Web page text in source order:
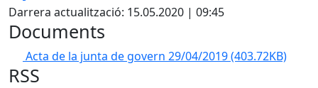
Darrera actualització: 15.05.2020 | 09:45
Documents
Acta de la junta de govern 29/04/2019(403.72KB)
RSS